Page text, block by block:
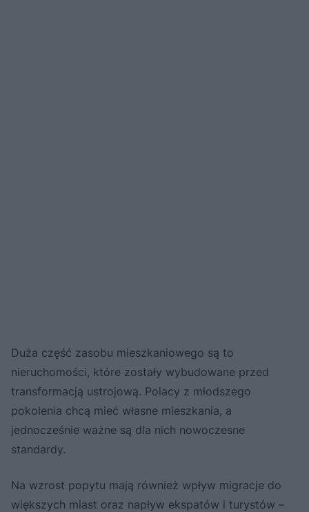
Duża część zasobu mieszkaniowego są to
nieruchomości, które zostały wybudowane przed
transformacją ustrojową. Polacy z młodszego
pokolenia chcą mieć własne mieszkania, a
jednocześnie ważne są dla nich nowoczesne
standardy.
Na wzrost popytu mają również wpływ migracje do
większych miast oraz napływ ekspatów i turystów –